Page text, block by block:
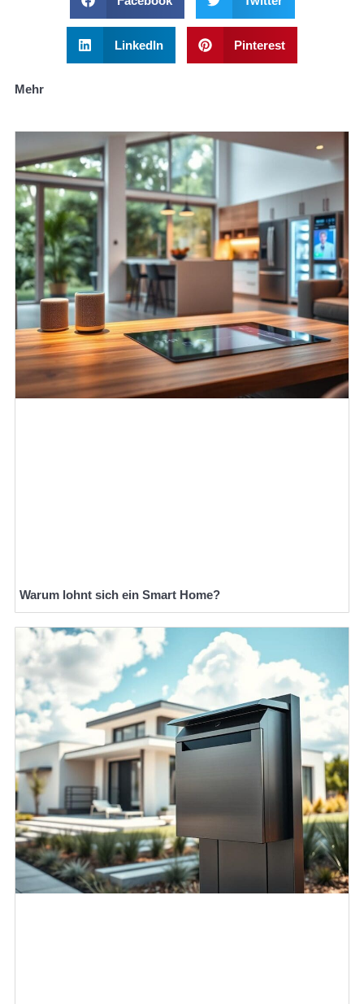
LinkedIn Pinterest
Mehr
Warum lohnt sich ein Smart Home?